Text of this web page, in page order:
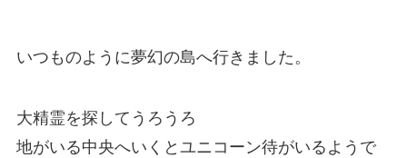
いつものように夢幻の島へ行きました。
大精霊を探してうろうろ
地がいる中央へいくとユニコーン待がいるようで